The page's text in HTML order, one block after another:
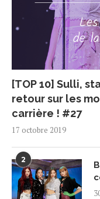
[TOP 10] Sulli,
retour sur les
carrière ! #27
17 octobre 2019
2